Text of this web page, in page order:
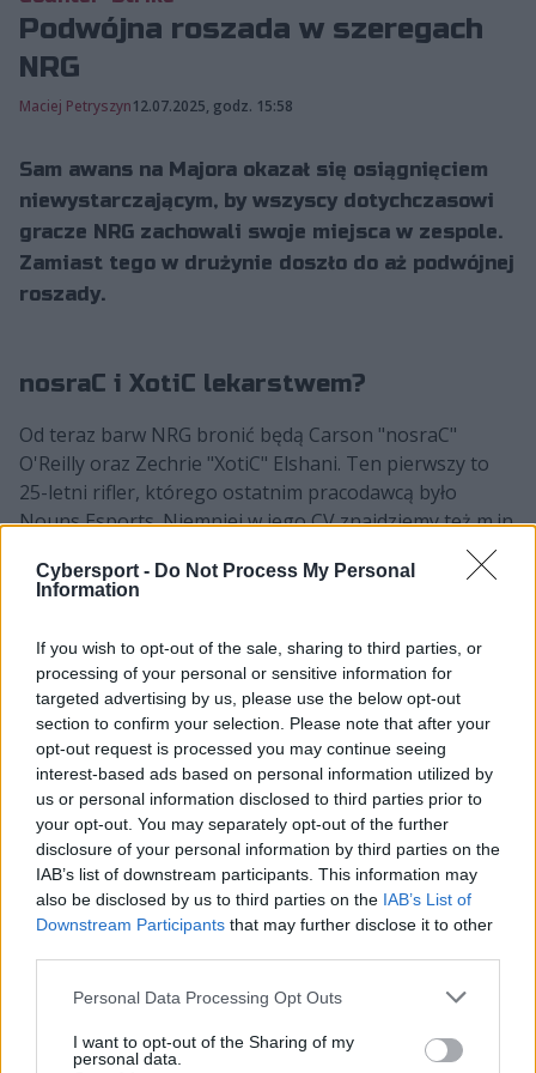
Cybersport - Do Not Process My Personal
Information
If you wish to opt-out of the sale, sharing to third parties, or
processing of your personal or sensitive information for
targeted advertising by us, please use the below opt-out
section to confirm your selection. Please note that after your
opt-out request is processed you may continue seeing
interest-based ads based on personal information utilized by
us or personal information disclosed to third parties prior to
your opt-out. You may separately opt-out of the further
disclosure of your personal information by third parties on the
IAB’s list of downstream participants. This information may
also be disclosed by us to third parties on the IAB’s List of
Downstream Participants that may further disclose it to other
Personal Data Processing Opt Outs
I want to opt-out of the Sharing of my
personal data.
Podwójna roszada w szeregach
NRG
Maciej Petryszyn12.07.2025, godz. 15:58
Sam awans na Majora okazał się osiągnięciem
niewystarczającym, by wszyscy dotychczasowi
gracze NRG zachowali swoje miejsca w zespole.
Zamiast tego w drużynie doszło do aż podwójnej
roszady.
nosraC i XotiC lekarstwem?
Od teraz barw NRG bronić będą Carson "nosraC"
O'Reilly oraz Zechrie "XotiC" Elshani. Ten pierwszy to
25-letni rifler, którego ostatnim pracodawcą było
Nouns Esports. Niemniej w jego CV znajdziemy też m.in.
Amerykanin nigdy nie wystąpił na mistrzostwach
turniejach eliminacyjnych do Majora. Za każdym razem
bezskutecznie. Jeżeli zaś chodzi o XotiCa, to mowa tutaj
o 24-letnim snajperze, który pierwsze kroki w
profesjonalnej karierze stawiał w Splyce oraz akademii
CLG. Niemniej w ostatnich latach nie był on przesadnie
aktywny. Dość powiedzieć, że od początku 2023 roku
rozegrał on jedynie 22 notowane przez serwis HLTV
mapy.
Więcej informacji o letnich transferach na scenie
Counter-Strike'a 2: